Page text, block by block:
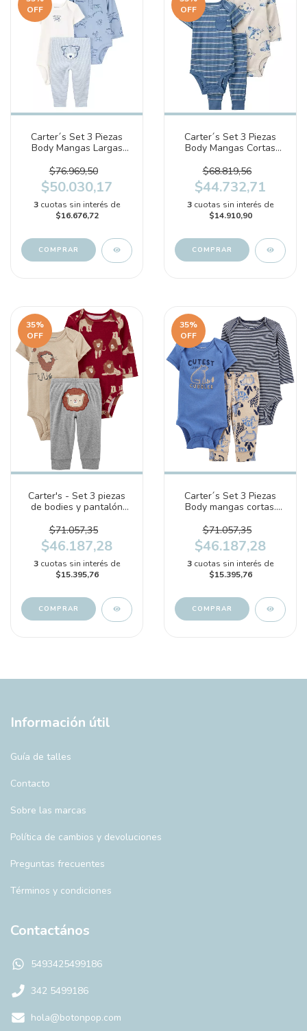
OFF
Carter´s Set 3 Piezas
Body Mangas Largas
Pantalon Perritos
(1S991110)
$76.969,50
$50.030,17
3 cuotas sin interés de
$16.676,72
COMPRAR
OFF
Carter´s Set 3 Piezas
Body Mangas Cortas
Pantalon Pandas
(1P571210)
$68.819,56
$44.732,71
3 cuotas sin interés de
$14.910,90
COMPRAR
35%
OFF
Carter's - Set 3 piezas
de bodies y pantalón
$71.057,35
$46.187,28
3 cuotas sin interés de
$15.395,76
COMPRAR
35%
OFF
Carter´s Set 3 Piezas
Body mangas cortas.
Pantalón "Animales"
(1N715510)
$71.057,35
$46.187,28
3 cuotas sin interés de
$15.395,76
COMPRAR
Información útil
Guía de talles
Contacto
Sobre las marcas
Política de cambios y devoluciones
Preguntas frecuentes
Términos y condiciones
Contactános
5493425499186
342 5499186
hola@botonpop.com